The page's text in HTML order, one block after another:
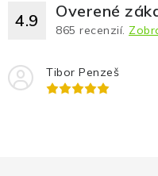
4.9 Overené
865 recenzií.
Tibor Penzeš